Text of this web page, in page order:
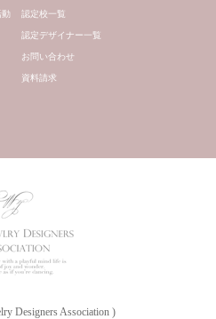
動 認定校一覧
認定デザイナー一覧
お問い合わせ
資料請求
Designers Association )